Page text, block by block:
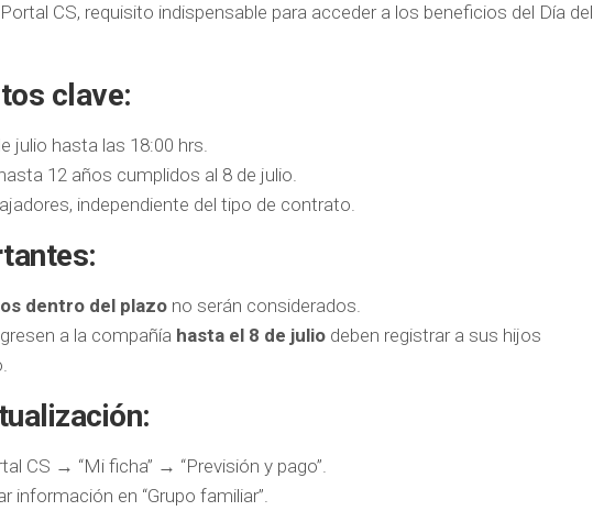
CS, requisito indispensable para acceder a los beneficios del Día del
clave:
julio hasta las 18:00 hrs.
12 años cumplidos al 8 de julio.
independiente del tipo de contrato.
dentro del plazo no serán considerados.
a la compañía hasta el 8 de julio deben registrar a sus hijos
CS → “Mi ficha” → “Previsión y pago”.
información en “Grupo familiar”.